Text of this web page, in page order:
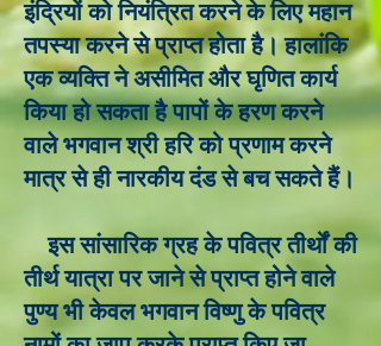
इंद्रियों को नियंत्रित करने के लिए महान
तपस्या करने से प्राप्त होता है। हालांकि
एक व्यक्ति ने असीमित और घृणित कार्य
किया हो सकता है पापों के हरण करने
वाले भगवान श्री हरि को प्रणाम करने
मात्र से ही नारकीय दंड से बच सकते हैं।
इस सांसारिक ग्रह के पवित्र तीर्थों की
तीर्थ यात्रा पर जाने से प्राप्त होने वाले
पुण्य भी केवल भगवान विष्णु के पवित्र